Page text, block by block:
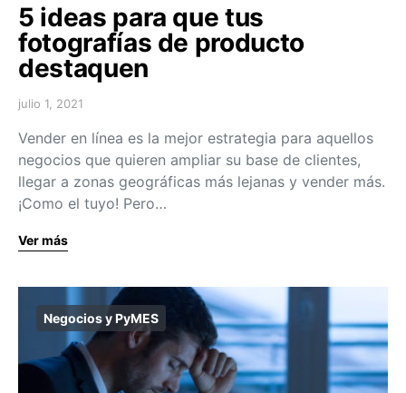
5 ideas para que tus
fotografías de producto
destaquen
julio 1, 2021
Vender en línea es la mejor estrategia para aquellos
negocios que quieren ampliar su base de clientes,
llegar a zonas geográficas más lejanas y vender más.
¡Como el tuyo! Pero…
Ver más
Negocios y PyMES